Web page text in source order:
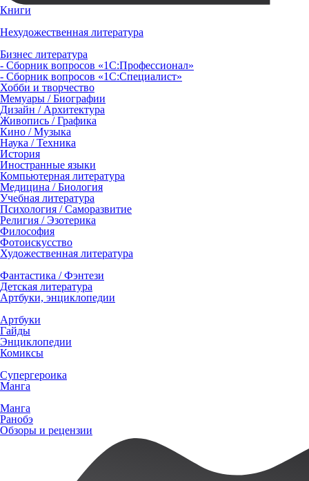
Книги
Нехудожественная литература
Бизнес литература
- Сборник вопросов «1С:Профессионал»
- Сборник вопросов «1С:Специалист»
Хобби и творчество
Мемуары / Биографии
Дизайн / Архитектура
Живопись / Графика
Кино / Музыка
Наука / Техника
История
Иностранные языки
Компьютерная литература
Медицина / Биология
Учебная литература
Психология / Саморазвитие
Религия / Эзотерика
Философия
Фотоискусство
Художественная литература
Фантастика / Фэнтези
Детская литература
Артбуки, энциклопедии
Артбуки
Гайды
Энциклопедии
Комиксы
Супергероика
Манга
Манга
Ранобэ
Обзоры и рецензии